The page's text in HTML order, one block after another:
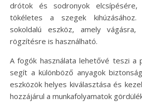
drótok és sodronyok
tökéletes a szegek
sokoldalú eszköz, amely vágásra,
rögzítésre is használható.
A fogók használata lehetővé teszi a
segít a különböző anyagok
eszközök helyes kiválasztása és
hozzájárul a munkafolyamatok